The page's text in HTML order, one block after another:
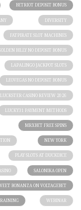
BETRIOT DEPOSIT BONUS
DIVERSITY
FATPIRATE SLOT MACHINES
BILLY NO DEPOSIT BONUS
LAPALINGO JACKPOT SLOTS
LEOVEGAS NO DEPOSIT BONUS
LUCKSTER CASINO REVIEW 2026
LUCKY31 PAYMENT METHODS
MRXBET FREE SPINS
NEW YORK
PLAY SLOTS AT DUCKDICE
SALONIKA OPEN
BONANZA ON VOLTAGEBET
WEBINAR